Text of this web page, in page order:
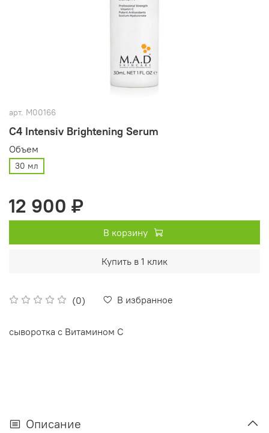
арт. M00166
C4 Intensiv Brightening Serum
(0) В избранное
Объем
30 мл
12 900 ₽
В корзину
Купить в 1 клик
сыворотка с Витамином С
Описание